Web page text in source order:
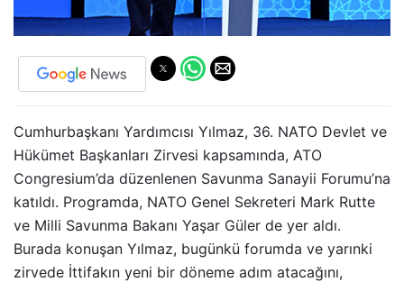
Cumhurbaşkanı Yardımcısı Yılmaz, 36.⁠ ⁠NATO Devlet ve
Hükümet Başkanları Zirvesi kapsamında, ATO
Congresium’da düzenlenen Savunma Sanayii Forumu’na
katıldı. Programda, NATO Genel Sekreteri Mark Rutte
ve Milli Savunma Bakanı Yaşar Güler de yer aldı.
Burada konuşan Yılmaz, bugünkü forumda ve yarınki
zirvede İttifakın yeni bir döneme adım atacağını,